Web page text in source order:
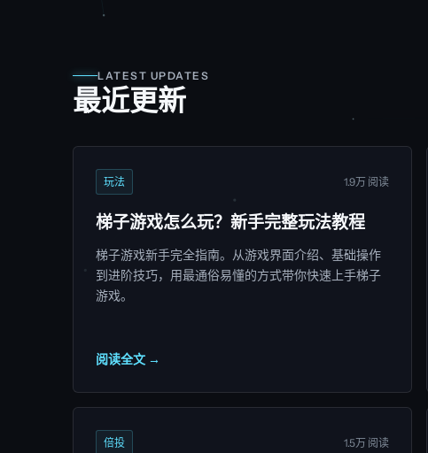
LATEST UPDATES
最近更新
玩法 1.9万 阅读
梯子游戏怎么玩？新手完整玩法教程
梯子游戏新手完全指南。从游戏界面介绍、基础操作
到进阶技巧，用最通俗易懂的方式带你快速上手梯子
游戏。
阅读全文 →
倍投 1.5万 阅读